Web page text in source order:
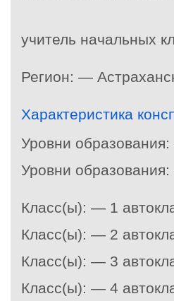
учитель начальных
Регион: —
Характеристика
Уровни
Уровни
Класс(ы): — 1
Класс(ы): — 2
Класс(ы): — 3
Класс(ы): — 4